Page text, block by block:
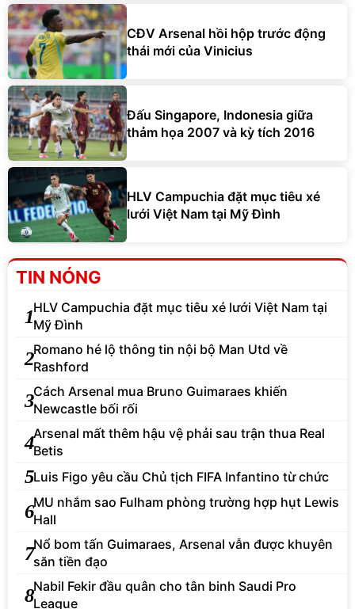
CĐV Arsenal hồi hộp trước động
thái mới của Vinicius
Đấu Singapore, Indonesia giữa
thảm họa 2007 và kỳ tích 2016
HLV Campuchia đặt mục tiêu xé
lưới Việt Nam tại Mỹ Đình
TIN NÓNG
1HLV Campuchia đặt mục tiêu xé lưới Việt Nam tại
Mỹ Đình
2Romano hé lộ thông tin nội bộ Man Utd về
Rashford
3Cách Arsenal mua Bruno Guimaraes khiến
Newcastle bối rối
4Arsenal mất thêm hậu vệ phải sau trận thua Real
Betis
5Luis Figo yêu cầu Chủ tịch FIFA Infantino từ chức
6MU nhắm sao Fulham phòng trường hợp hụt Lewis
Hall
7Nổ bom tấn Guimaraes, Arsenal vẫn được khuyên
săn tiền đạo
8Nabil Fekir đầu quân cho tân binh Saudi Pro
League